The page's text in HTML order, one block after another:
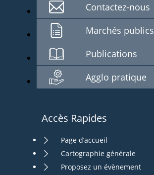
Contactez-nous
Marchés publics
Publications
Agglo pratique
Accès Rapides
Page d’accueil
Cartographie générale
Proposez un évènement